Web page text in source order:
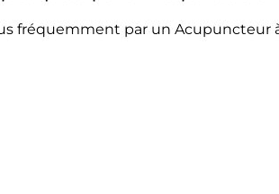
fréquemment par un Acupuncteur